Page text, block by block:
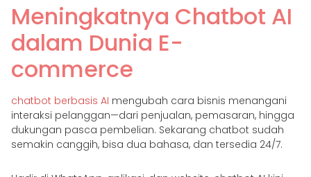
Meningkatnya Chatbot AI
dalam Dunia E-
commerce
chatbot berbasis AI mengubah cara bisnis menangani
interaksi pelanggan—dari penjualan, pemasaran, hingga
dukungan pasca pembelian. Sekarang chatbot sudah
semakin canggih, bisa dua bahasa, dan tersedia 24/7.